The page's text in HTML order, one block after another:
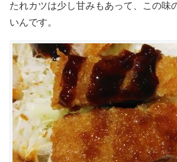
たれカツは少し甘みもあって、この味
いんです。